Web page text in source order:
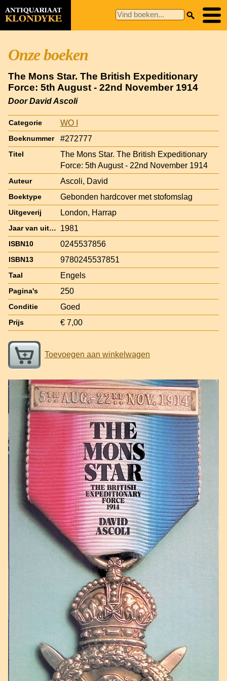
Onze boeken
The Mons Star. The British Expeditionary
Force: 5th August - 22nd November 1914
Door David Ascoli
Categorie WO I
Boeknummer #272777
Titel
The Mons Star. The British Expeditionary
Force: 5th August - 22nd November 1914
Auteur Ascoli, David
Boektype Gebonden hardcover met stofomslag
Uitgeverij London, Harrap
Jaar van uitgave 1981
ISBN10 0245537856
ISBN13 9780245537851
Taal Engels
Pagina's 250
Conditie Goed
Prijs € 7,00
Toevoegen aan winkelwagen